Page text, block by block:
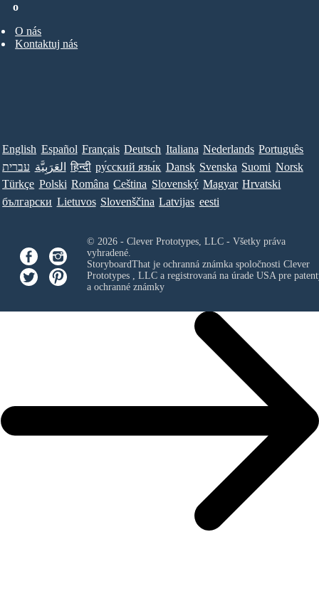
o
O nás
Kontaktuj nás
English Español Français Deutsch Italiana Nederlands Português
עברית العَرَبِيَّة हिन्दी ру́сский язы́к Dansk Svenska Suomi Norsk
Türkçe Polski Româna Ceština Slovenský Magyar Hrvatski
български Lietuvos Slovenščina Latvijas eesti
© 2026 - Clever Prototypes, LLC - Všetky práva
vyhradené.
StoryboardThat je ochranná známka spoločnosti Clever
Prototypes , LLCa registrovaná na úrade USA pre
a ochranné známky